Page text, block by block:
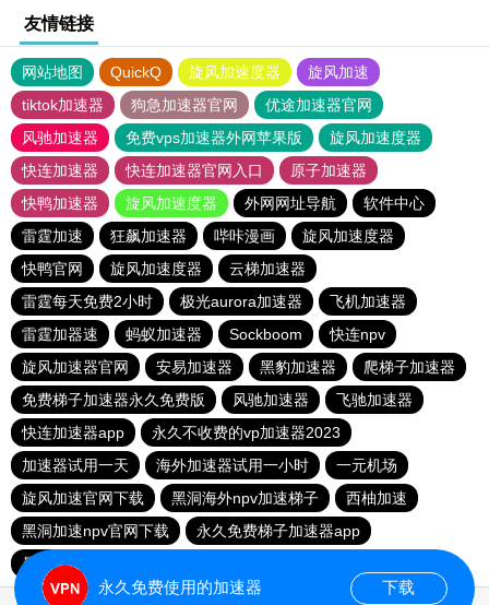
友情链接
网站地图 QuickQ 旋风加速度器
旋风加速
tiktok加速器
狗急加速器官网
优途加速器官网
风驰加速器
免费vps加速器外网苹果版
旋风加速度器
快连加速器
快连加速器官网入口
原子加速器
快鸭加速器
旋风加速度器 外网网址导航
软件中心
雷霆加速
狂飙加速器 哔咔漫画
旋风加速度器
快鸭官网
旋风加速度器
云梯加速器
雷霆每天免费2小时
极光aurora加速器
飞机加速器
雷霆加器速
蚂蚁加速器 Sockboom
快连npv
旋风加速器官网
安易加速器 黑豹加速器
爬梯子加速器
免费梯子加速器永久免费版
风驰加速器
飞驰加速器
快连加速器app
永久不收费的vp加速器2023
加速器试用一天
海外加速器试用一小时
一元机场
旋风加速官网下载
黑洞海外npv加速梯子
西柚加速
黑洞加速npv官网下载
永久免费梯子加速器app
暴雪加速器
永久免费使用的加速器 下载